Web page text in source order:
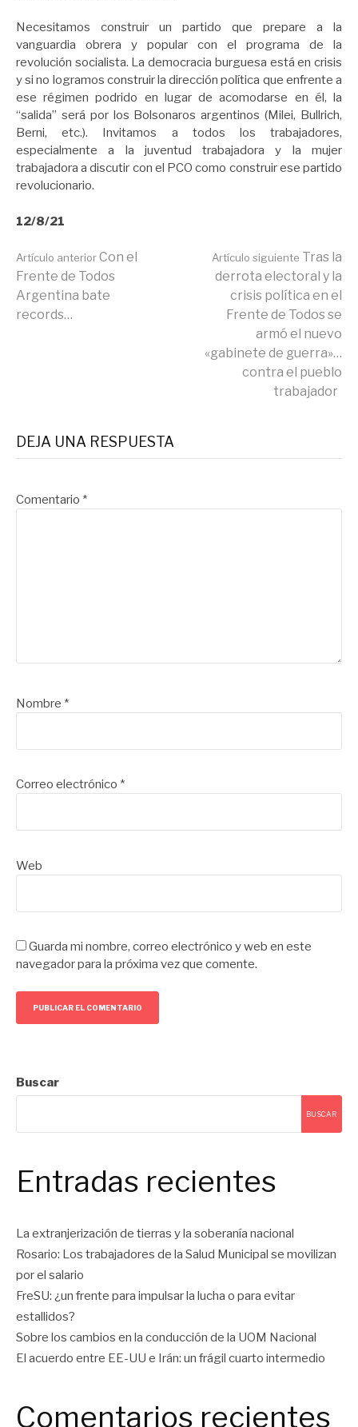
Necesitamos construir un partido que prepare a la
vanguardia obrera y popular con el programa de la
revolución socialista. La democracia burguesa está en crisis
y si no logramos construir la dirección política que enfrente a
ese régimen podrido en lugar de acomodarse en él, la
“salida” será por los Bolsonaros argentinos (Milei, Bullrich,
Berni, etc.). Invitamos a todos los trabajadores,
especialmente a la juventud trabajadora y la mujer
trabajadora a discutir con el PCO como construir ese partido
revolucionario.
12/8/21
Seguir
leyendo
Artículo anteriorCon el
Frente de Todos
Argentina bate
records…
Artículo siguiente Tras la
derrota electoral y la
crisis política en el
Frente de Todos se
armó el nuevo
«gabinete de guerra»…
contra el pueblo
trabajador
DEJA UNA RESPUESTA
Comentario *
Nombre *
Correo electrónico *
Web
Guarda mi nombre, correo electrónico y web en este
navegador para la próxima vez que comente.
Buscar
BUSCAR
Entradas recientes
La extranjerización de tierras y la soberanía nacional
Rosario: Los trabajadores de la Salud Municipal se movilizan
por el salario
FreSU: ¿un frente para impulsar la lucha o para evitar
estallidos?
Sobre los cambios en la conducción de la UOM Nacional
El acuerdo entre EE-UU e Irán: un frágil cuarto intermedio
Comentarios recientes